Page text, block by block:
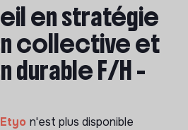
en stratégie
collective et
durable F/H -
Etyo n'est plus disponible